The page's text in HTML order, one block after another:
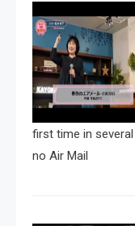
first time in
no Air Mail